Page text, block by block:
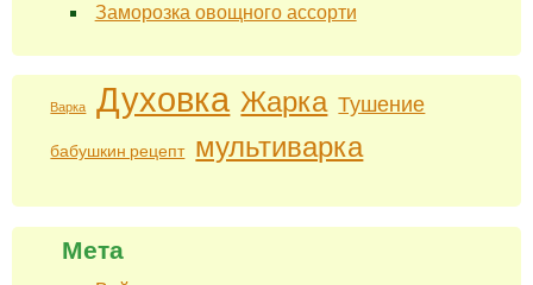
Заморозка овощного ассорти
Варка Духовка Жарка Тушение
бабушкин рецепт мультиварка
Мета